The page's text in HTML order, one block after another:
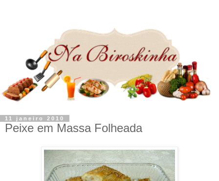
11 janeiro 2010
Peixe em Massa Folheada